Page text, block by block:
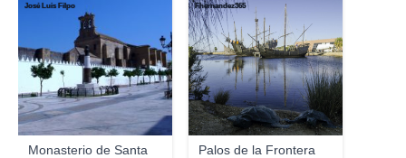
Monasterio de Santa
José Luis Filpo
Palos de la Frontera
Fhernandez365